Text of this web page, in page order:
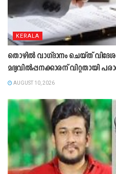
KERALA
തൊഴിൽ വാഗ്ദാനം ചെയ്ത്
മദ്യവിൽപ്പനക്കാരന് വിറ്റതായി
AUGUST 10, 2026